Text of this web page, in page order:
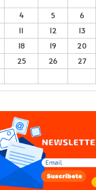
4 5 6
11 12 13
18 19 20
25 26 27